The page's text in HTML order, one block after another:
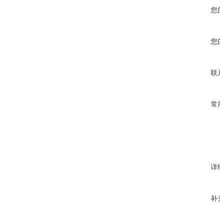
您
您
联
常
详
补